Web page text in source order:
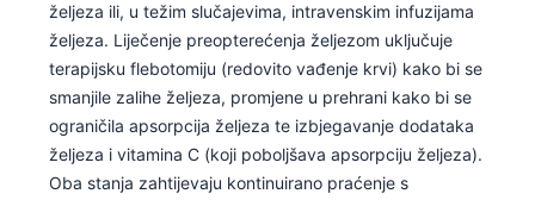
željeza ili, u težim slučajevima, intravenskim infuzijama
željeza. Liječenje preopterećenja željezom uključuje
terapijsku flebotomiju (redovito vađenje krvi) kako bi se
smanjile zalihe željeza, promjene u prehrani kako bi se
ograničila apsorpcija željeza te izbjegavanje dodataka
željeza i vitamina C (koji poboljšava apsorpciju željeza).
Oba stanja zahtijevaju kontinuirano praćenje s
Монгол
ພາສາລາວ
Basa Jawa
Cebuano
ئۇيغۇرچە